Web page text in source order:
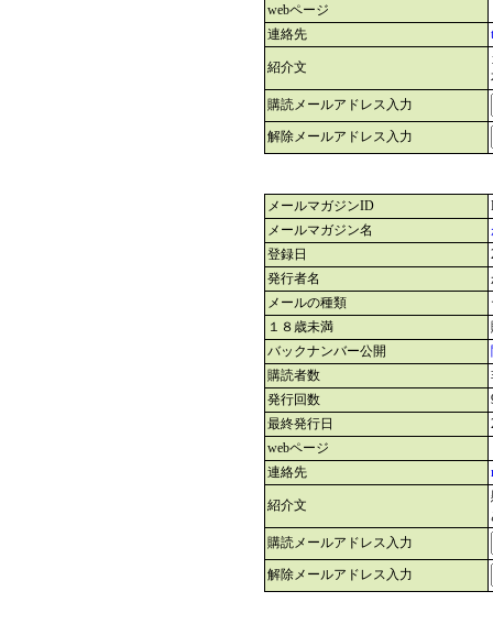
webページ
連絡先
紹介文
購読メールアドレス入力
解除メールアドレス入力
メールマガジンID
メールマガジン名
登録日
発行者名
メールの種類
１８歳未満
バックナンバー公開
購読者数
発行回数
最終発行日
webページ
連絡先
紹介文
購読メールアドレス入力
解除メールアドレス入力